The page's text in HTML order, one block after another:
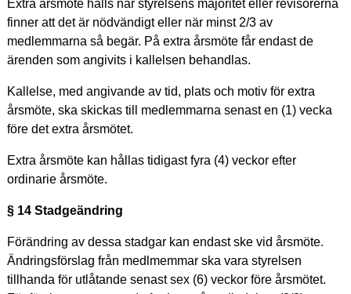
Extra årsmöte hålls när styrelsens majoritet eller revisorerna
finner att det är nödvändigt eller när minst 2/3 av
medlemmarna så begär. På extra årsmöte får endast de
ärenden som angivits i kallelsen behandlas.
Kallelse, med angivande av tid, plats och motiv för extra
årsmöte, ska skickas till medlemmarna senast en (1) vecka
före det extra årsmötet.
Extra årsmöte kan hållas tidigast fyra (4) veckor efter
ordinarie årsmöte.
§ 14 Stadgeändring
Förändring av dessa stadgar kan endast ske vid årsmöte.
Ändringsförslag från medlmemmar ska vara styrelsen
tillhanda för utlåtande senast sex (6) veckor före årsmötet.